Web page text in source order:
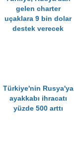
gelen charter
uçaklara 9 bin dolar
destek verecek
Türkiye'nin Rusya'ya
ayakkabı ihracatı
yüzde 500 arttı